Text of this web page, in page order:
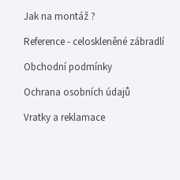
Jak na montáž ?
Reference - celoskleněné zábradlí
Obchodní podmínky
Ochrana osobních údajů
Vratky a reklamace